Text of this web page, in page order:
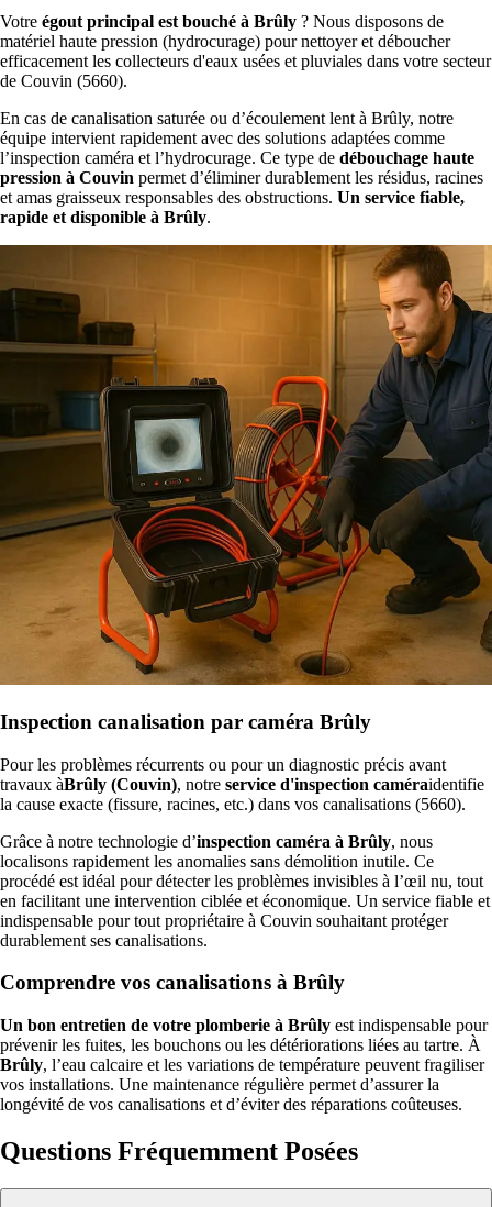
Votre égout principal est bouché à Brûly ? Nous disposons de
matériel haute pression (hydrocurage) pour nettoyer et déboucher
efficacement les collecteurs d'eaux usées et pluviales dans votre secteur
de Couvin (5660).
En cas de canalisation saturée ou d’écoulement lent à Brûly, notre
équipe intervient rapidement avec des solutions adaptées comme
l’inspection caméra et l’hydrocurage. Ce type de débouchage haute
pression à Couvin permet d’éliminer durablement les résidus, racines
et amas graisseux responsables des obstructions. Un service fiable,
rapide et disponible à Brûly.
Inspection canalisation par caméra Brûly
Pour les problèmes récurrents ou pour un diagnostic précis avant
travaux àBrûly (Couvin), notre service d'inspection caméraidentifie
la cause exacte (fissure, racines, etc.) dans vos canalisations (5660).
Grâce à notre technologie d’inspection caméra à Brûly, nous
localisons rapidement les anomalies sans démolition inutile. Ce
procédé est idéal pour détecter les problèmes invisibles à l’œil nu, tout
en facilitant une intervention ciblée et économique. Un service fiable et
indispensable pour tout propriétaire à Couvin souhaitant protéger
durablement ses canalisations.
Comprendre vos canalisations à Brûly
Un bon entretien de votre plomberie à Brûly est indispensable pour
prévenir les fuites, les bouchons ou les détériorations liées au tartre. À
Brûly, l’eau calcaire et les variations de température peuvent fragiliser
vos installations. Une maintenance régulière permet d’assurer la
longévité de vos canalisations et d’éviter des réparations coûteuses.
Questions Fréquemment Posées